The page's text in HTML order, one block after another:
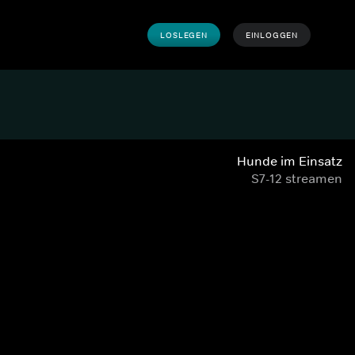
LOSLEGEN EINLOGGEN
Hunde im Einsatz
S7-12 streamen